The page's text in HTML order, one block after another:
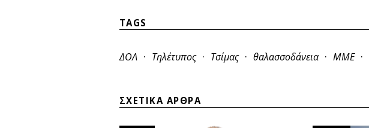
TAGS
ΔΟΛ · Τηλέτυπος · Τσίμας · θαλασσοδάνεια · ΜΜΕ ·
ΣΧΕΤΙΚΑ ΑΡΘΡΑ